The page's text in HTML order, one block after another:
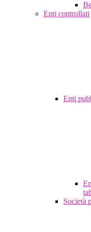
Enti controllati
Enti
Società